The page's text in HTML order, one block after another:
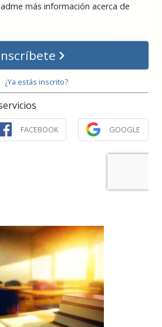
más información acerca de
¿Ya estás inscrito?
FACEBOOK GOOGLE